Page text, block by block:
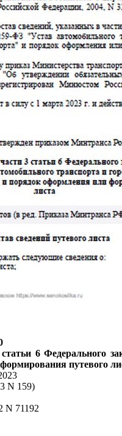
6 Федерального
путевого
N 159)
N 71192